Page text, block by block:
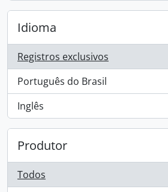
Idioma
Registros exclusivos
, 1 resultados
Português do Brasil
, 28 resultados
Inglês
, 1 resultados
Produtor
Todos